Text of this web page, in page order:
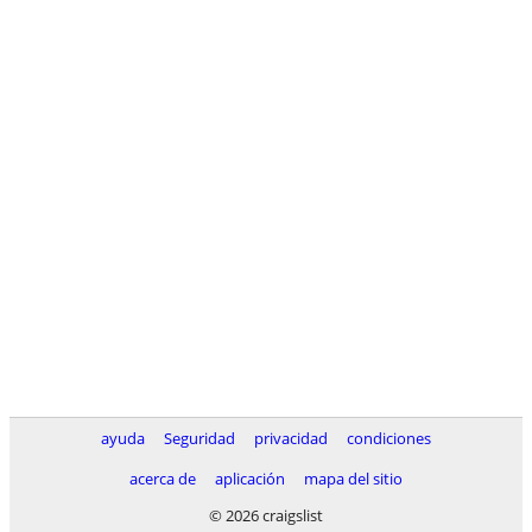
ayuda Seguridad privacidad
condiciones
acerca de
aplicación
mapa del sitio
© 2026 craigslist